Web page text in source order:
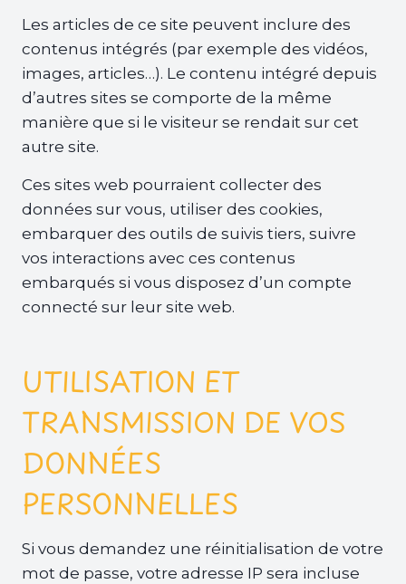
Les articles de ce site peuvent inclure des
contenus intégrés (par exemple des vidéos,
images, articles…). Le contenu intégré depuis
d’autres sites se comporte de la même
manière que si le visiteur se rendait sur cet
autre site.
Ces sites web pourraient collecter des
données sur vous, utiliser des cookies,
embarquer des outils de suivis tiers, suivre
vos interactions avec ces contenus
embarqués si vous disposez d’un compte
connecté sur leur site web.
UTILISATION ET
TRANSMISSION DE VOS
DONNÉES
PERSONNELLES
Si vous demandez une réinitialisation de votre
mot de passe, votre adresse IP sera incluse